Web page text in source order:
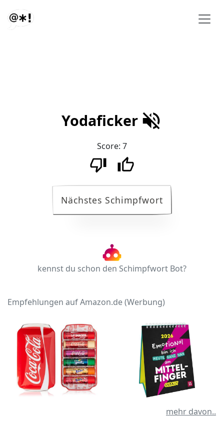
Yodaficker
Score: 7
Nächstes Schimpfwort
kennst du schon den Schimpfwort Bot?
Empfehlungen auf Amazon.de (Werbung)
mehr davon..